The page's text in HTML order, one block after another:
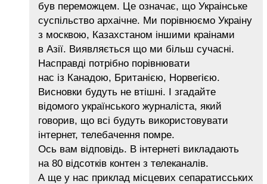
був переможцем. Це означає, що Украінське
суспільство архаічне. Ми порівнюємо Украіну
з москвою, Казахстаном іншими краінами
в Азії. Виявляється що ми більш сучасні.
Насправді потрібно порівнювати
нас із Канадою, Британією, Норвегією.
Висновки будуть не втішні. І згадайте
відомого українського журналіста, який
говорив, що всі будуть використовувати
інтернет, телебачення помре.
Ось вам відповідь. В інтернеті викладають
на 80 відсотків контен з телеканалів.
А ще у нас приклад місцевих сепаратисських